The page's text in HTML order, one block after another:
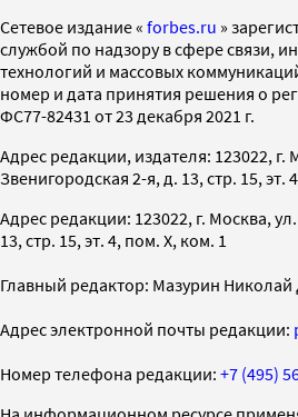
Cетевое издание « forbes.ru »
службой по надзору в сфере связи,
технологий и массовых
номер и дата принятия решения о
ФС77-82431 от 23 декабря 2021 г.
Адрес редакции, издателя: 123022, г.
Звенигородская 2-я, д. 13, стр. 15, эт.
Адрес редакции: 123022, г. Москва,
13, стр. 15, эт. 4, пом. X, ком. 1
Главный редактор: Мазурин
Адрес электронной почты редакции:
Номер телефона редакции: +7 (495)